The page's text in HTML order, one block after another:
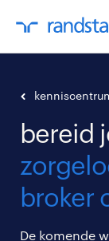
bereid
broker
De komende